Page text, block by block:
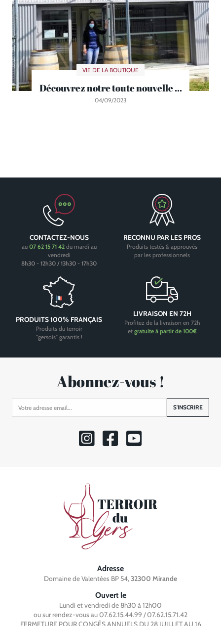
VIE DE LA BOUTIQUE
Découvrez notre toute nouvelle ...
04/09/2023
CONTACTEZ-NOUS
au 07 62 15 71 42du mardi au
vendredi
8h30 - 12h30 / 13h30 - 17h30
RECONNU PAR LES PROS
Produits testés & approuvés
par les professionnels
PRODUITS 100% FRANÇAIS
Produits du terroir
"gersois" garantis !
LIVRAISON EN 72H
Profitez de la livraison en 72h
et gratuite à partir de 100€
Abonnez-vous !
S'INSCRIRE
Adresse
Domaine de Valentées BP 54, 32300 Mirande
Ouvert le
Lundi et vendredi de 8h30 à 12h00
ou sur rendez-vous au 07.62.15.44.99 / 07.62.15.71.42
FERMETURE POUR CONGÉS ANNUELS DU 28 JUILLET AU 16